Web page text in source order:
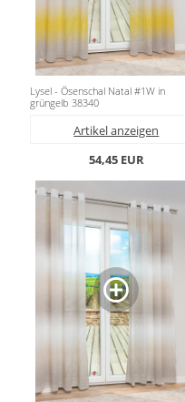
Lysel - Ösenschal Natal #1W in
grüngelb 38340
Artikel anzeigen
54,45 EUR